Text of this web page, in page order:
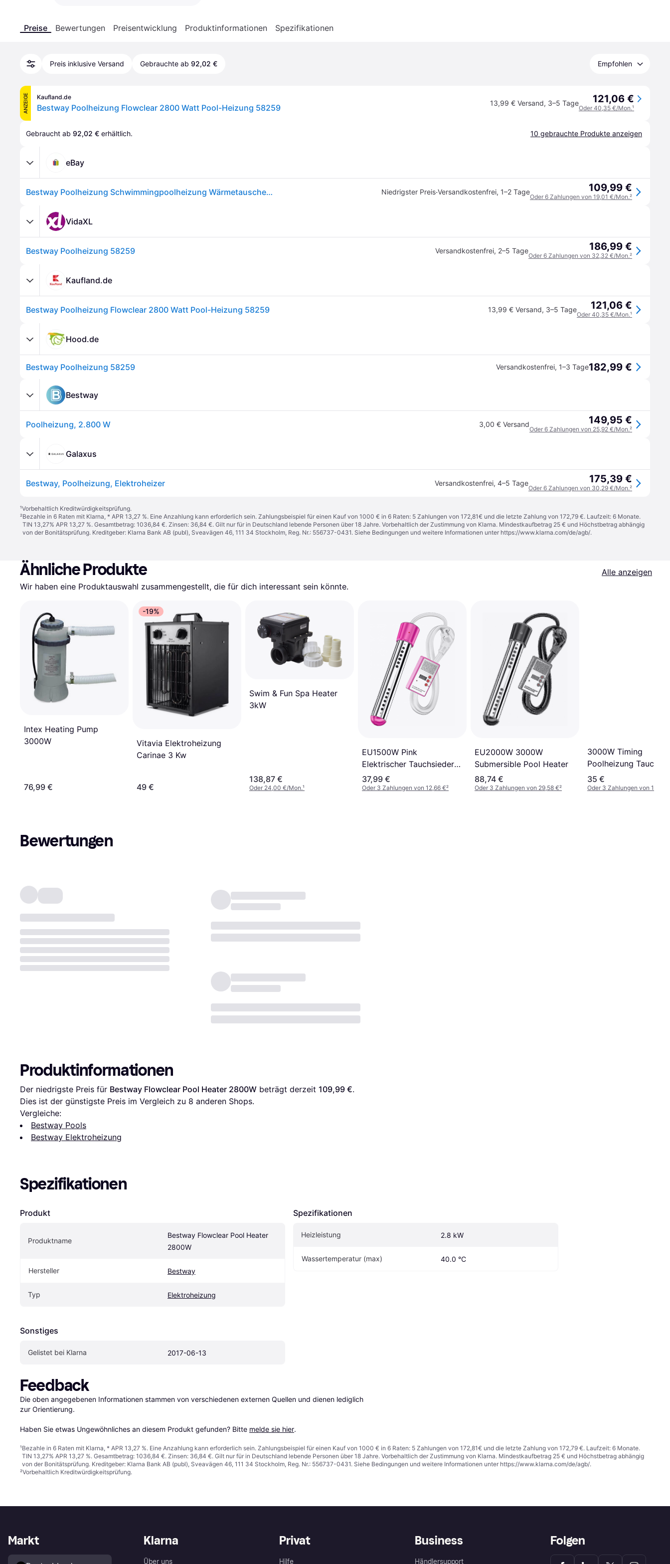
Preise Bewertungen Preisentwicklung Produktinformationen Spezifikationen
Preis inklusive Versand Gebrauchte ab 92,02 € Empfohlen
ANZEIGE Kaufland.de
Bestway Poolheizung Flowclear 2800 Watt Pool-Heizung 58259 13,99 € Versand, 3–5 Tage 121,06 €
Oder 40,35 €/Mon.¹
Gebraucht ab 92,02 € erhältlich. 10 gebrauchte Produkte anzeigen
eBay
Bestway Poolheizung Schwimmingpoolheizung Wärmetauscher 2800w 40°c 58259 Niedrigster Preis·Versandkostenfrei, 1–2 Tage 109,99 €
Oder 6 Zahlungen von 19,01 €/Mon.²
VidaXL
Bestway Poolheizung 58259 Versandkostenfrei, 2–5 Tage 186,99 €
Oder 6 Zahlungen von 32,32 €/Mon.²
Kaufland.de
Bestway Poolheizung Flowclear 2800 Watt Pool-Heizung 58259 13,99 € Versand, 3–5 Tage 121,06 €
Oder 40,35 €/Mon.¹
Hood.de
Bestway Poolheizung 58259 Versandkostenfrei, 1–3 Tage182,99 €
Bestway
Poolheizung, 2.800 W 3,00 € Versand 149,95 €
Oder 6 Zahlungen von 25,92 €/Mon.²
Galaxus
Bestway, Poolheizung, Elektroheizer Versandkostenfrei, 4–5 Tage 175,39 €
Oder 6 Zahlungen von 30,29 €/Mon.²
¹Vorbehaltlich Kreditwürdigkeitsprüfung.
²Bezahle in 6 Raten mit Klarna, * APR 13,27 %. Eine Anzahlung kann erforderlich sein. Zahlungsbeispiel für einen Kauf von 1000 € in 6 Raten: 5 Zahlungen von 172,81€ und die letzte Zahlung von 172,79 €. Laufzeit: 6 Monate.
TIN 13,27% APR 13,27 %. Gesamtbetrag: 1036,84 €. Zinsen: 36,84 €. Gilt nur für in Deutschland lebende Personen über 18 Jahre. Vorbehaltlich der Zustimmung von Klarna. Mindestkaufbetrag 25 € und Höchstbetrag abhängig
von der Bonitätsprüfung. Kreditgeber: Klarna Bank AB (publ), Sveavägen 46, 111 34 Stockholm, Reg. Nr.: 556737-0431. Siehe Bedingungen und weitere Informationen unter https://www.klarna.com/de/agb/.
Ähnliche Produkte
Alle anzeigen
Wir haben eine Produktauswahl zusammengestellt, die für dich interessant sein könnte.
Intex Heating Pump
3000W
76,99 €
-19%
Vitavia Elektroheizung
Carinae 3 Kw
49 €
Swim & Fun Spa Heater
3kW
138,87 €
Oder 24,00 €/Mon.¹
EU1500W Pink
Elektrischer Tauchsieder
3000 W
37,99 €
Oder 3 Zahlungen von 12,66 €²
EU2000W 3000W
Submersible Pool Heater
88,74 €
Oder 3 Zahlungen von 29,58 €²
3000W Timing
Poolheizung
Elektrischer
35 €
Oder 3 Zahlungen von 11,66 €
Bewertungen
Produktinformationen
Der niedrigste Preis für Bestway Flowclear Pool Heater 2800W beträgt derzeit 109,99 €.
Dies ist der günstigste Preis im Vergleich zu 8 anderen Shops.
Vergleiche:
Bestway Pools
Bestway Elektroheizung
Spezifikationen
Produkt
Produktname
Bestway Flowclear Pool Heater
2800W
Hersteller Bestway
Typ Elektroheizung
Sonstiges
Gelistet bei Klarna 2017-06-13
Spezifikationen
Heizleistung 2.8 kW
Wassertemperatur (max) 40.0 °C
Feedback
Die oben angegebenen Informationen stammen von verschiedenen externen Quellen und dienen lediglich
zur Orientierung.
Haben Sie etwas Ungewöhnliches an diesem Produkt gefunden? Bitte melde sie hier.
¹Bezahle in 6 Raten mit Klarna, * APR 13,27 %. Eine Anzahlung kann erforderlich sein. Zahlungsbeispiel für einen Kauf von 1000 € in 6 Raten: 5 Zahlungen von 172,81€ und die letzte Zahlung von 172,79 €. Laufzeit: 6 Monate.
TIN 13,27% APR 13,27 %. Gesamtbetrag: 1036,84 €. Zinsen: 36,84 €. Gilt nur für in Deutschland lebende Personen über 18 Jahre. Vorbehaltlich der Zustimmung von Klarna. Mindestkaufbetrag 25 € und Höchstbetrag abhängig
von der Bonitätsprüfung. Kreditgeber: Klarna Bank AB (publ), Sveavägen 46, 111 34 Stockholm, Reg. Nr.: 556737-0431. Siehe Bedingungen und weitere Informationen unter https://www.klarna.com/de/agb/.
²Vorbehaltlich Kreditwürdigkeitsprüfung.
Klarna
Über uns
Privat
Hilfe
Business
Händlersupport
Markt Folgen